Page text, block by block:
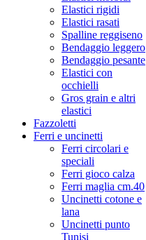
Elastici rigidi
Elastici rasati
Spalline reggiseno
Bendaggio leggero
Bendaggio pesante
Elastici con
occhielli
Gros grain e altri
elastici
Fazzoletti
Ferri e uncinetti
Ferri circolari e
speciali
Ferri gioco calza
Ferri maglia cm.40
Uncinetti cotone e
lana
Uncinetti punto
Tunisi